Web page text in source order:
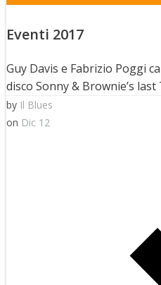
Eventi 2017
Guy Davis e Fabrizio Poggi
disco Sonny & Brownie’s
by Il Blues
on Dic 12